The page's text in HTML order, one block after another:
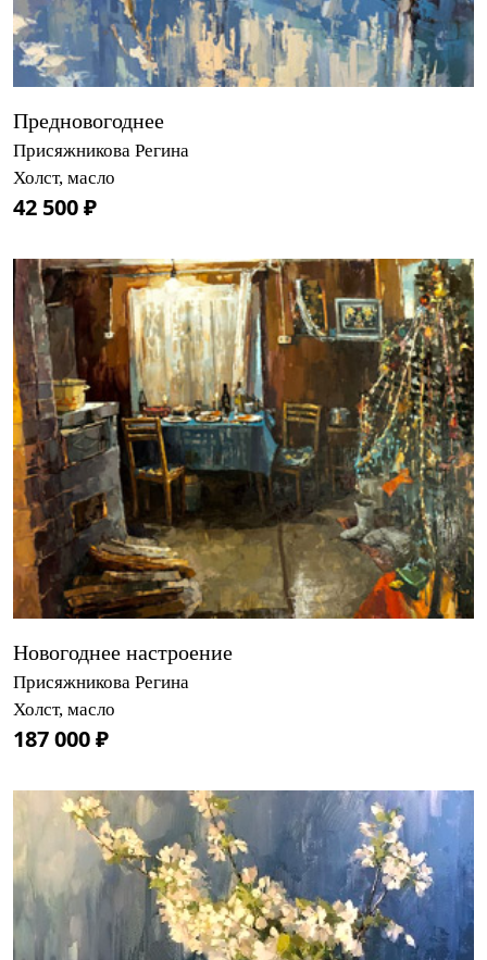
Предновогоднее
Присяжникова Регина
Холст, масло
42 500 ₽
Новогоднее настроение
Присяжникова Регина
Холст, масло
187 000 ₽